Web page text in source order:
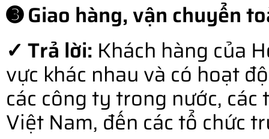
➌ Giao hàng, vận chuyển
✓ Trả lời: Khách hàng của
vực khác nhau và có hoạt
các công ty trong nước,
Việt Nam, đến các tổ chức